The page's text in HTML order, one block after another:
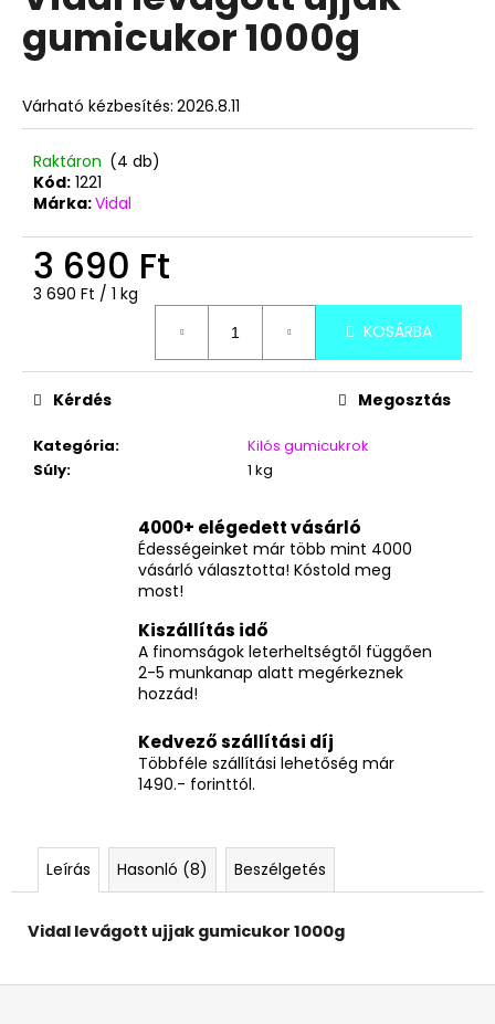
ből
5,0
gumicukor 1000g
Várható kézbesítés: 2026.8.11
Raktáron (4 db)
Kód: 1221
Márka:Vidal
3 690 Ft
Egységár:
3 690 Ft / 1 kg
KOSÁRBA
Kategória:
Kilós gumicukrok
Súly: 1 kg
Kérdés Megosztás
4000+ elégedett vásárló
Édességeinket már több mint 4000
vásárló választotta! Kóstold meg
most!
Kiszállítás idő
A finomságok leterheltségtől függően
2-5 munkanap alatt megérkeznek
hozzád!
Kedvező szállítási díj
Többféle szállítási lehetőség már
1490.- forinttól.
Leírás Hasonló (8) Beszélgetés
Vidal levágott ujjak gumicukor 1000g
A
á
n
u
k
TOP
900G
Ft